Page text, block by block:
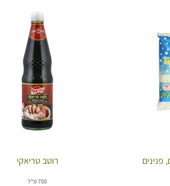
פנינים רוטב טריאקי
700 מ"ל